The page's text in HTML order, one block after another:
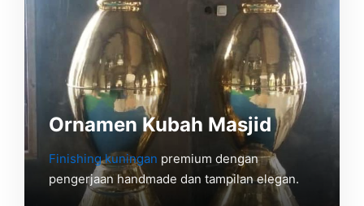
Ornamen Kubah Masjid
Finishing kuningan premium dengan
pengerjaan handmade dan tampilan elegan.